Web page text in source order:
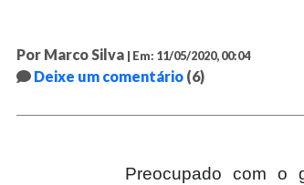
Por Marco Silva | Em: 11/05/2020, 00:04
Deixe um comentário (6)
Preocupado com o